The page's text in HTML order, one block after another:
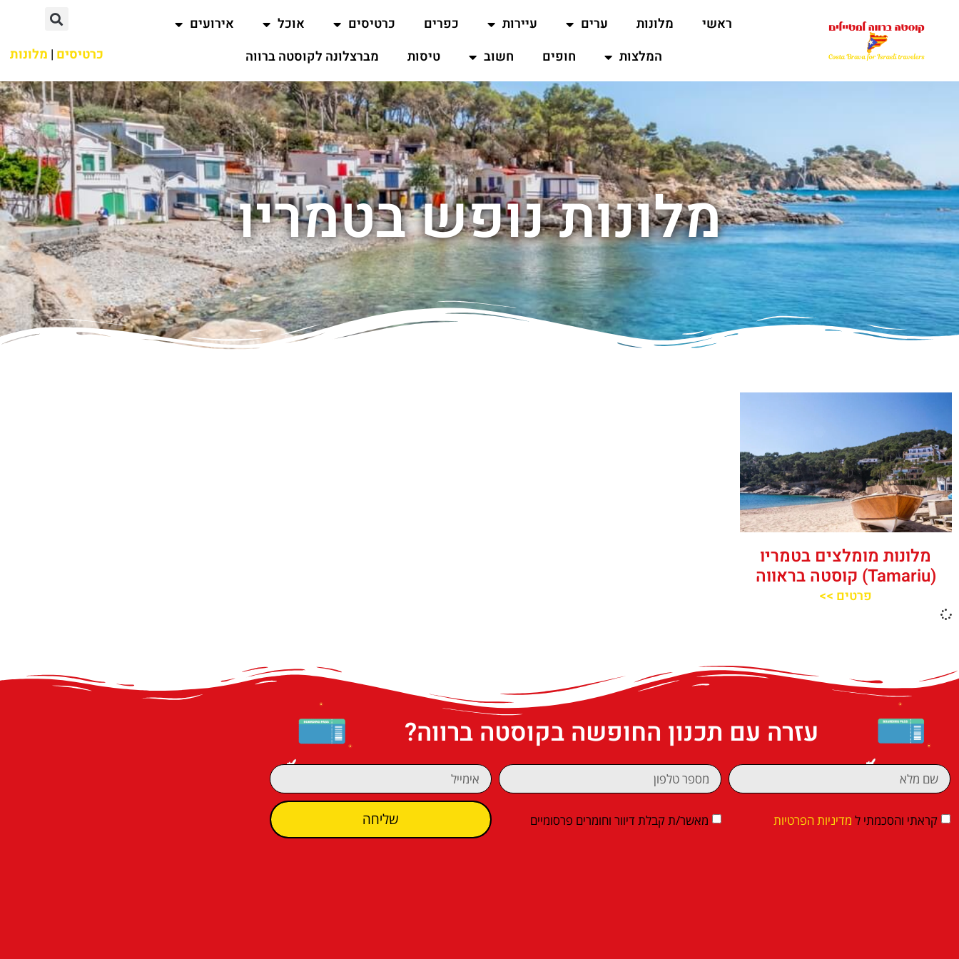
ראשי מלונות ערים עיירות כפרים כרטיסים אוכל
אירועים
המלצות
חופים חשוב טיסות מברצלונה לקוסטה ברווה כרטיסים | מלונות
מלונות נופש בטמריו
מלונות מומלצים בטמריו
(Tamariu) קוסטה בראווה
פרטים >>
עזרה עם תכנון החופשה בקוסטה ברווה?
קראתי והסכמתי ל מדיניות הפרטיות מאשר/ת קבלת דיוור וחומרים פרסומיים שליחה